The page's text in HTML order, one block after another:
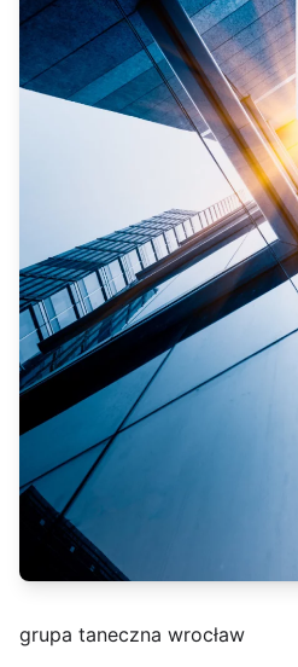
grupa taneczna wrocław